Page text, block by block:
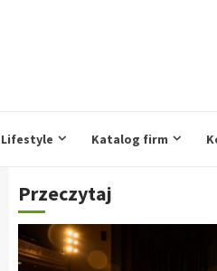
Lifestyle Katalog firm
Przeczytaj